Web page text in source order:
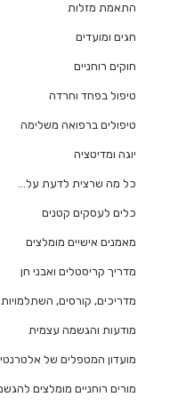
התאמת מזלות
חגים ומועדים
חוקים רוחניים
טיפול בפחד וחרדה
טיפולים ברפואה משלימה
יוגה ומדיטציה
כל מה שרצית לדעת על…
כלים לעסקים קטנים
מאמנים אישיים מומלצים
מדריך קריסטלים ואבני חן
מדריכים, קורסים,
מודעות והגשמה עצמית
מועדון המטפלים של
מורים רוחניים מומלצים